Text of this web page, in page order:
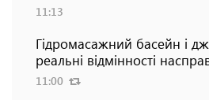
11:13
Гідромасажний басейн і
реальні відмінності
11:00